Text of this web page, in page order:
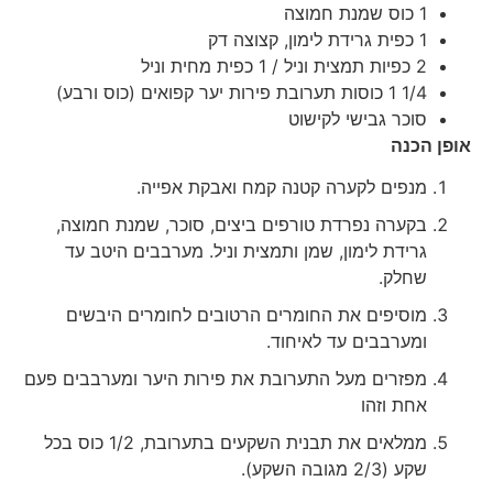
1 כוס שמנת חמוצה
1 כפית גרידת לימון, קצוצה דק
2 כפיות תמצית וניל / 1 כפית מחית וניל
1/4 1 כוסות תערובת פירות יער קפואים (כוס ורבע)
סוכר גבישי לקישוט
אופן הכנה
מנפים לקערה קטנה קמח ואבקת אפייה.
בקערה נפרדת טורפים ביצים, סוכר, שמנת חמוצה,
גרידת לימון, שמן ותמצית וניל. מערבבים היטב עד
שחלק.
מוסיפים את החומרים הרטובים לחומרים היבשים
ומערבבים עד לאיחוד.
מפזרים מעל התערובת את פירות היער ומערבבים פעם
אחת וזהו
ממלאים את תבנית השקעים בתערובת, 1/2 כוס בכל
שקע (2/3 מגובה השקע).